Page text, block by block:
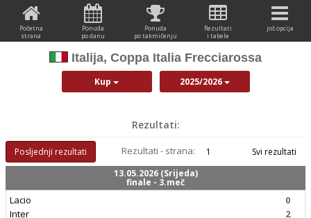
Početna
strana
Ponuda
po danu
Ponuda
po takmičenju
Rezultati
i tabele
još opcija
Italija, Coppa Italia Frecciarossa
Kup 2025/2026
Rezultati:
Posljednji rezultati Rezultati - strana: 1
Svi rezultati
13.05.2026 (Srijeda)
finale - 3.meč
Lacio
Inter
0
2